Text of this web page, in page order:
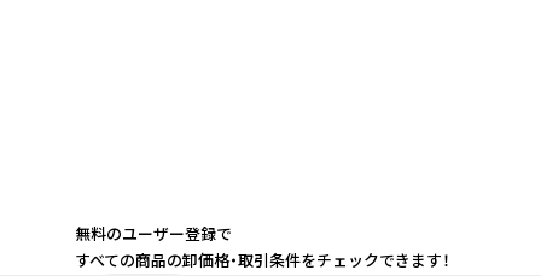
無料のユーザー登録で
すべての商品の卸価格・取引条件をチェックできます！